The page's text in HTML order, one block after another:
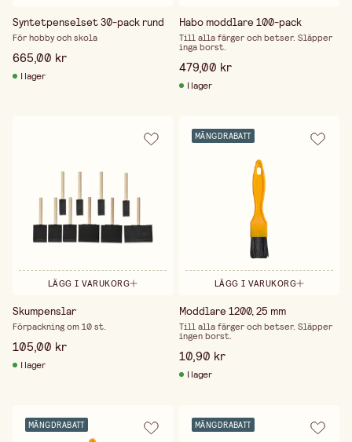
Syntetpenselset 30-pack rund
För hobby och skola
665,00 kr
I lager
Habo moddlare 100-pack
Till alla färger och betser. Släpper
inga borst.
479,00 kr
I lager
LÄGG I VARUKORG
Skumpenslar
Förpackning om 10 st.
105,00 kr
I lager
MÄNGDRABATT
LÄGG I VARUKORG
Moddlare 1200, 25 mm
Till alla färger och betser. Släpper
ingen borst.
10,90 kr
I lager
MÄNGDRABATT MÄNGDRABATT